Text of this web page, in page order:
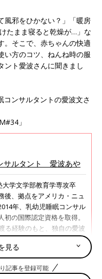
風邪をひかない？」「暖房
たまま寝ると乾燥が…」な
。そこで、赤ちゃんの快適
い方のコツ、ねんね時の服
ント愛波さんに聞きまし
コンサルタントの愛波文さ
」
サルタント 愛波あや
大学文学部教育学専攻卒
後、拠点をアメリカ・ニュ
年、乳幼児睡眠コンサル
初の国際認定資格を取得。
る経験のもと、独自の愛波
学的根拠に基づいた睡眠改
もの睡眠に関する悩みを解
ラインや講演活動を通じて
しつけメソッドを伝授。お
見る
記事を登録可能